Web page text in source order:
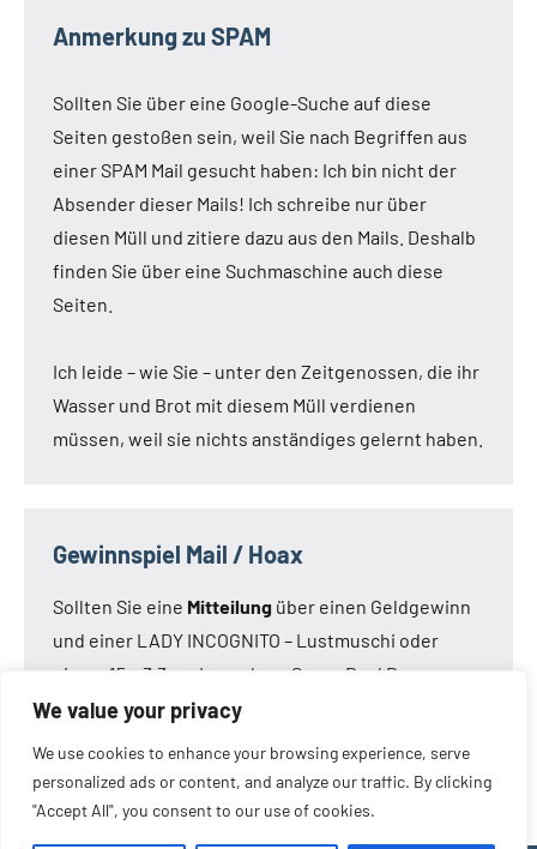
We value your privacy
We use cookies to enhance your browsing experience, serve
personalized ads or content, and analyze our traffic. By clicking
"Accept All", you consent to our use of cookies.
Anmerkung zu SPAM
Sollten Sie über eine Google-Suche auf diese
Seiten gestoßen sein, weil Sie nach Begriffen aus
einer SPAM Mail gesucht haben: Ich bin nicht der
Absender dieser Mails! Ich schreibe nur über
diesen Müll und zitiere dazu aus den Mails. Deshalb
finden Sie über eine Suchmaschine auch diese
Seiten.
Ich leide – wie Sie – unter den Zeitgenossen, die ihr
Wasser und Brot mit diesem Müll verdienen
müssen, weil sie nichts anständiges gelernt haben.
Gewinnspiel Mail / Hoax
Sollten Sie eine Mitteilung über einen Geldgewinn
und einer LADY INCOGNITO – Lustmuschi oder
einem 15 x 3,3 cm Loveclone Super Real Dong –
oder was immer den Kameraden noch einfällt –
Mail ist eine Fälschung.